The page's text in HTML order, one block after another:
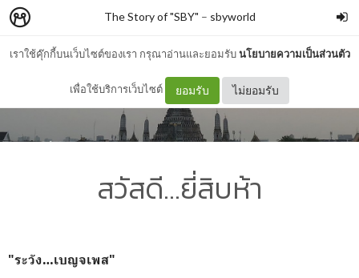
เราใช้คุ๊กกี้บนเว็บไซต์ของเรา กรุณาอ่านและยอมรับนโยบายความเป็นส่วนตัว
เพื่อใช้บริการเว็บไซต์ ยอมรับ ไม่ยอมรับ
The Story of "SBY" – sbyworld
สวัสดี…ยี่สิบห้า
"ระวัง…เบญจเพส"